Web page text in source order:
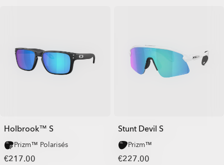
Holbrook™ S
Prizm™ Polarisés
€217.00
Stunt Devil S
Prizm™
€227.00